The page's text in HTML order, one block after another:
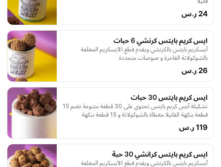
24 ر.س
ايس كريم بايتس كرنشي 6 حبات
آيسكريم بايتس بالكرنشي ويقدم قطع الآيسكريم المغلفة
بالشوكولاتة الفاخرة و صوصات متجددة
26 ر.س
ايس كريم بايتس 30 حبات
تشكيلة آيس كريم بايتس تحتوي على 30 قطعة متنوعة تضم 15
قطعة بنكهة الفانيلا مغطاة بالشوكولاتة و 15 قطعة بنكهة
الشوكولاتة مغطاة بالشوكولاتة حلوى مثالية لعشاق الآيس كريم
119 ر.س
ايس كريم بايتس كرانشي 30 حبة
آيسكريم بايتس بالكرنشي ويقدم قطع الآيسكريم المغلفة